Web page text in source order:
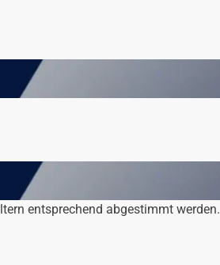
entsprechend abgestimmt werden.